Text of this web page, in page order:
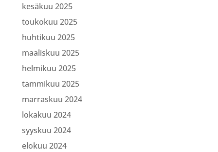
kesäkuu 2025
toukokuu 2025
huhtikuu 2025
maaliskuu 2025
helmikuu 2025
tammikuu 2025
marraskuu 2024
lokakuu 2024
syyskuu 2024
elokuu 2024